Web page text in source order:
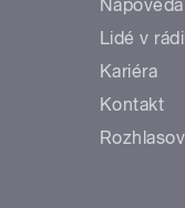
Nápověda
Lidé v
Kariéra
Kontakt